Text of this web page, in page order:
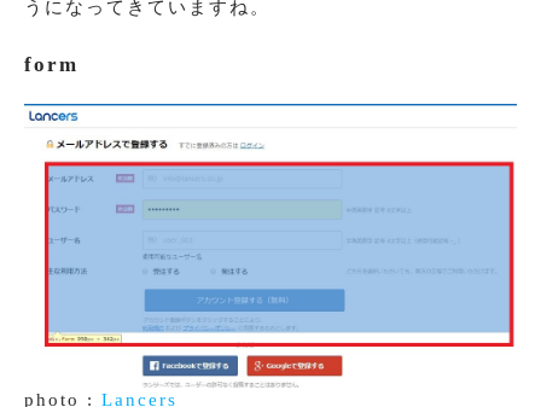
うになってきていますね。
form
photo : Lancers